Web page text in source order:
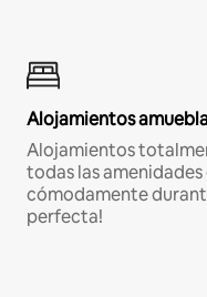
Alojamientos
Alojamientos
todas las
cómodamente
perfecta!